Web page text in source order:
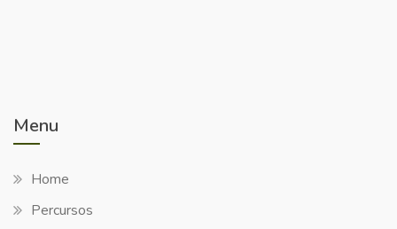
Menu
Home
Percursos